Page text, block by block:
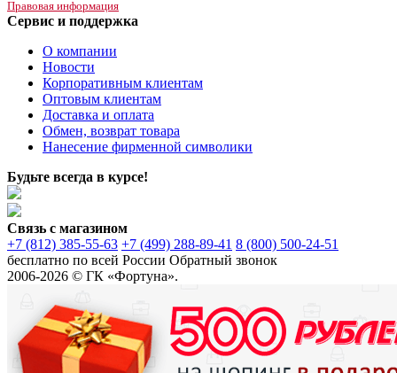
Правовая информация
Сервис и поддержка
О компании
Новости
Корпоративным клиентам
Оптовым клиентам
Доставка и оплата
Обмен, возврат товара
Нанесение фирменной символики
Будьте всегда в курсе!
Связь с магазином
+7 (812) 385-55-63 +7 (499) 288-89-41 8 (800) 500-24-51
бесплатно по всей России Обратный звонок
2006-2026 © ГК «Фортуна».